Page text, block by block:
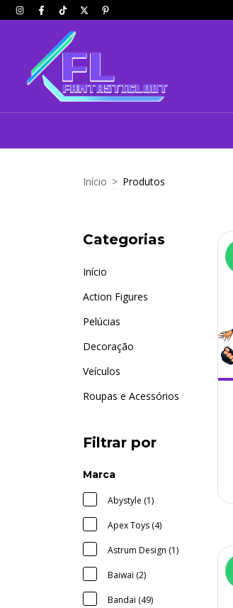
Início > Produtos
Categorias
Início
Action Figures
Pelúcias
Decoração
Veículos
Roupas e Acessórios
Filtrar por
Marca
Abystyle (1)
Apex Toys (4)
Astrum Design (1)
Baiwai (2)
Bandai (49)